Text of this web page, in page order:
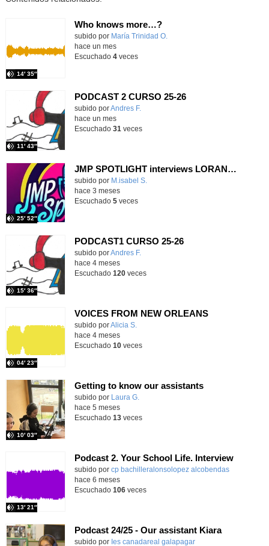
Who knows more…?
Contenido educativo.
subido por María Trinidad O.
14′ 35″
hace un mes
Escuchado 4veces
PODCAST 2 CURSO 25-26
subido porAndres F.
11′ 43″
hace un mes
Escuchado 31 veces
JMP SPOTLIGHT interviews LORANCA ON AIR CREW in their studio
Contenido educativo.
subido por M.isabel S.
25′ 52″
hace 3 meses
Escuchado 5veces
PODCAST1 CURSO 25-26
subido porAndres F.
15′ 36″
hace 4 meses
Escuchado 120veces
VOICES FROM NEW ORLEANS
Contenido educativo.
subido porAlicia S.
04′ 23″
hace 4 meses
Escuchado 10veces
Getting to know our assistants
Contenido educativo.
subido por Laura G.
10′ 03″
hace 5 meses
Escuchado 13veces
Podcast 2. Your School Life. Interview
Contenido educativo.
subido por cp bachilleralonsolopez alcobendas
13′ 21″
-
hace 6 meses
Escuchado 106veces
Podcast 24/25 - Our assistant Kiara
subido por Ies canadareal galapagar-